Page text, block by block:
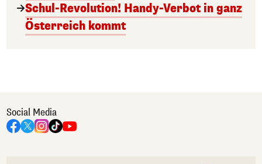
Schul-Revolution! Handy-Verbot in ganz
Österreich kommt
Social Media